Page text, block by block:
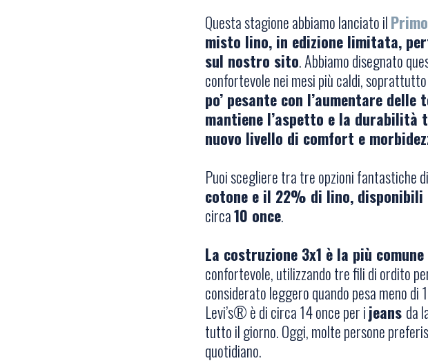
Questa stagione abbiamo lanciato il
misto lino, in edizione limitata,
sul nostro sito. Abbiamo disegnato
confortevole nei mesi più caldi,
po’ pesante con l’aumentare
mantiene l’aspetto e la durabilità
nuovo livello di comfort e
Puoi scegliere tra tre opzioni fantastiche
cotone e il 22% di lino, disponibili
circa10 once.
La costruzione 3x1 è la più
confortevole, utilizzando tre fili di ordito
considerato leggero quando pesa meno
Levi’s® è di circa 14 once per ijeans da
tutto il giorno. Oggi, molte persone
quotidiano.